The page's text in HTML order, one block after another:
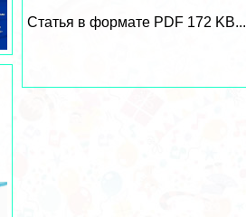
Статья в формате PDF 172 KB...